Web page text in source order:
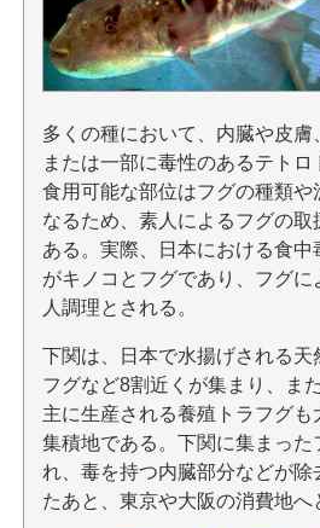
多くの種において、内臓や皮膚
または一部に毒性のあるテトロ
食用可能な部位はフグの種類や
なるため、素人によるフグの
ある。実際、日本における食
がキノコとフグであり、フグ
人調理とされる。
下関は、日本で水揚げされる天
フグなど8割近くが集まり、ま
主に生産される養殖トラフグも
集積地である。下関に集まった
れ、毒を持つ内臓部分などが
たあと、東京や大阪の消費地へ